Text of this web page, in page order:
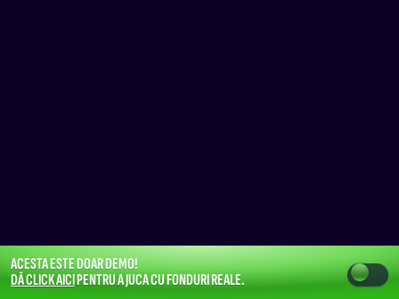
ACESTA ESTE DOAR DEMO!
DĂ CLICK AICIPENTRU A JUCA CU FONDURI REALE.